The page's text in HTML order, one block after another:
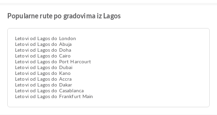
Popularne rute po gradovima iz Lagos
Letovi od Lagos do London
Letovi od Lagos do Abuja
Letovi od Lagos do Doha
Letovi od Lagos do Cairo
Letovi od Lagos do Port Harcourt
Letovi od Lagos do Dubai
Letovi od Lagos do Kano
Letovi od Lagos do Accra
Letovi od Lagos do Dakar
Letovi od Lagos do Casablanca
Letovi od Lagos do Frankfurt Main